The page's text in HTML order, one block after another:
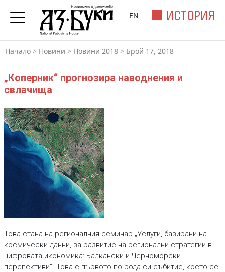
ИСТОРИЯ
EN
Начало > Новини > Новини 2018 > Брой 17, 2018
„Коперник“ прогнозира наводнения и
свлачища
Това стана на регионалния семинар „Услуги, базирани на
космически данни, за развитие на регионални стратегии в
цифровата икономика: Балкански и Черноморски
перспективи“. Това е първото по рода си събитие, което се